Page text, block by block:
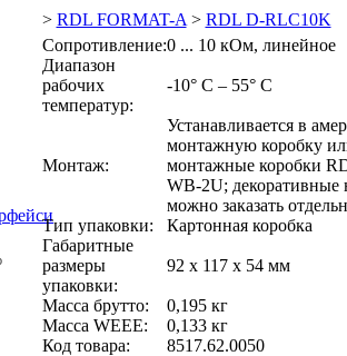
> RDL FORMAT-A > RDL D-RLC10K
Сопротивление:0 ... 10 кОм, линейное
Диапазон
рабочих
температур:
-10° C – 55° C
Монтаж:
Устанавливается в
монтажную коробку
монтажные коробки
WB-2U; декоративные
можно заказать
Тип упаковки:
Картонная коробка
Габаритные
размеры
упаковки:
92 x 117 x 54 мм
Масса брутто:
0,195 кг
Масса WEEE:
0,133 кг
Код товара:
8517.62.0050